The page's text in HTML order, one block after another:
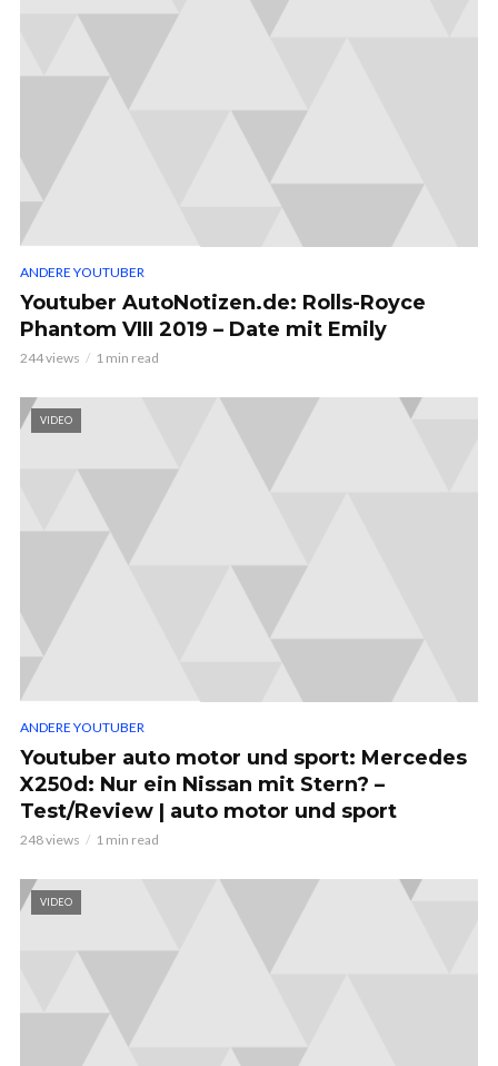
ANDERE YOUTUBER
Youtuber AutoNotizen.de: Rolls-Royce
Phantom VIII 2019 – Date mit Emily
244 views 1 min read
VIDEO
ANDERE YOUTUBER
Youtuber auto motor und sport: Mercedes
X250d: Nur ein Nissan mit Stern? –
Test/Review | auto motor und sport
248 views 1 min read
VIDEO